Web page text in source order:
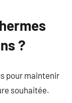
?
pour maintenir
souhaitée.